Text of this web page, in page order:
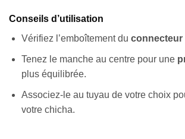
Conseils d’utilisation
Vérifiez l’emboîtement du connecteur
Tenez le manche au centre pour une
plus équilibrée.
Associez-le au tuyau de votre choix
votre chicha.